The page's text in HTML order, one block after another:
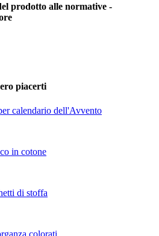
prodotto alle normative -
piacerti